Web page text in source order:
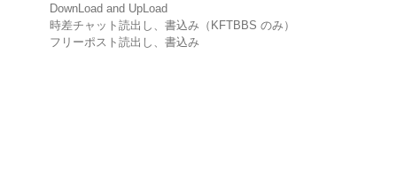
DownLoad and UpLoad
時差チャット読出し、書込み（KFTBBS のみ）
フリーポスト読出し、書込み